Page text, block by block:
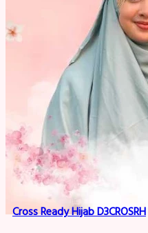
Cross Ready Hijab D3CROSRH